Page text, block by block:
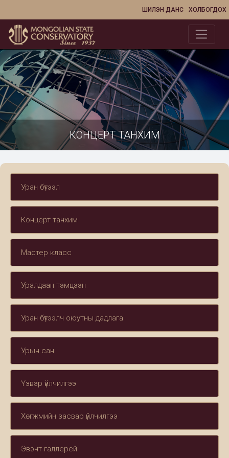
ХОЛБОГДОХ
ШИЛЭН ДАНС
КОНЦЕРТ ТАНХИМ
Уран бүтээл
Концерт танхим
Мастер класс
Уралдаан тэмцээн
Уран бүтээлч оюутны дадлага
Урын сан
Үзвэр үйлчилгээ
Хөгжмийн засвар үйлчилгээ
Эвэнт галлерей